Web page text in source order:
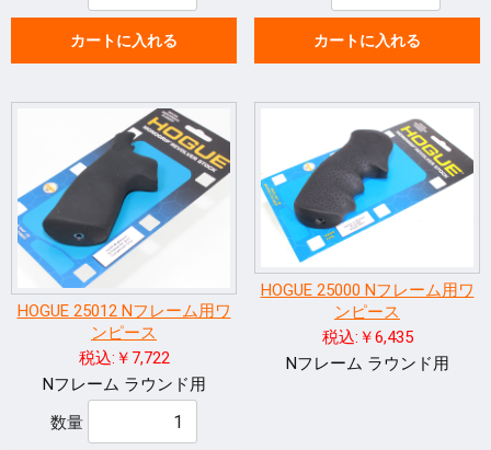
カートに入れる カートに入れる
HOGUE 25012 Nフレーム用ワ
ンピース
税込:￥7,722
Nフレーム ラウンド用
数量
HOGUE 25000 Nフレーム用ワ
ンピース
税込:￥6,435
Nフレーム ラウンド用